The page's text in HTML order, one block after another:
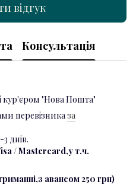
відгук
Консультація
кур'єром "Нова Пошта"
перевізника за
днів.
/ Mastercard,у т.ч.
авансом 250 грн)